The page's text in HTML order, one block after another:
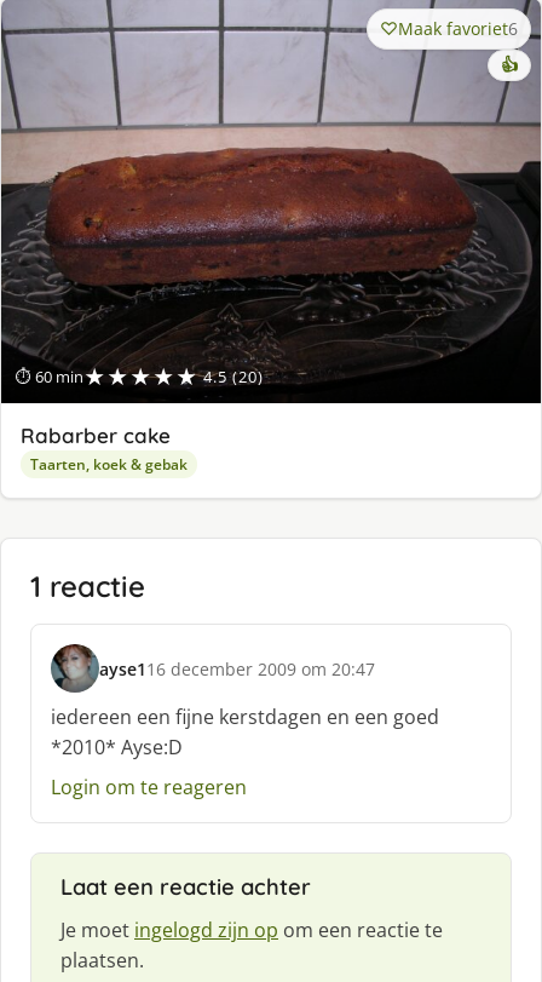
⏱ 60 min★★★★★ 4.5 (20)
Maak favoriet6
👍
Rabarber cake
Taarten, koek & gebak
1 reactie
ayse1
s
c
h
e
:
16 december 2009 om 20:47
iedereen een fijne kerstdagen en een goed
*2010* Ayse:D
Login om te reageren
Laat een reactie achter
Je moet ingelogd zijn op om een reactie te
plaatsen.